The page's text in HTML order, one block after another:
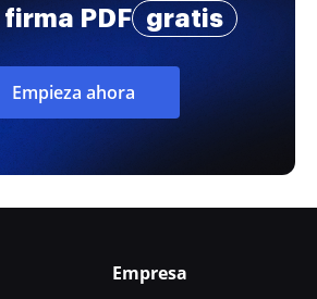
firma PDF gratis
Empieza ahora
Empresa